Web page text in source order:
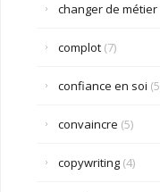
<em> <i> <q
changer de métier
complot(7)
confiance en soi
convaincre (5)
copywriting(4)